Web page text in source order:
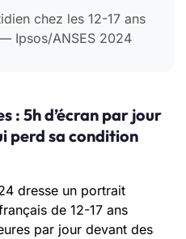
chez les 12-17 ans
Ipsos/ANSES 2024
: 5h d’écran par jour
perd sa condition
dresse un portrait
de 12-17 ans
par jour devant des